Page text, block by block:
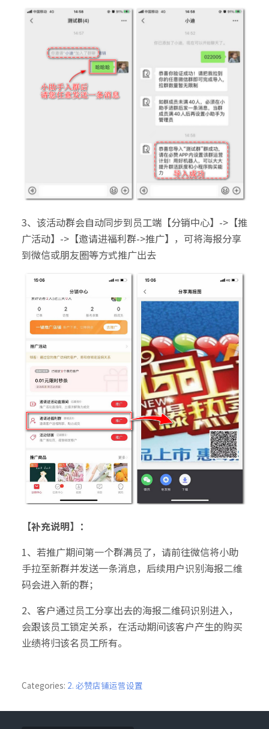
3、该活动群会自动同步到员工端【分销中心】->【推
广活动】->【邀请进福利群->推广】，可将海报分享
到微信或朋友圈等方式推广出去
【补充说明】：
1、若推广期间第一个群满员了，请前往微信将小助
手拉至新群并发送一条消息，后续用户识别海报二维
码会进入新的群；
2、客户通过员工分享出去的海报二维码识别进入，
会跟该员工锁定关系，在活动期间该客户产生的购买
业绩将归该名员工所有。
Categories: 2. 必赞店铺运营设置